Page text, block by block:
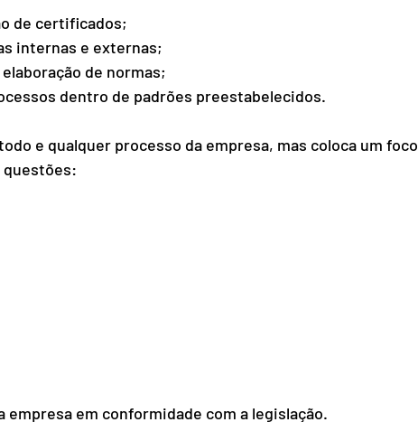
de certificados;
internas e externas;
de normas;
dentro de padrões preestabelecidos.
e qualquer processo da empresa, mas coloca um foco
questões:
empresa em conformidade com a legislação.